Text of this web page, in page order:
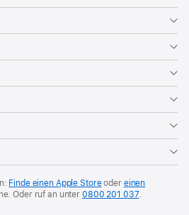
Finde einen Apple Storeoder einen
Oder ruf an unter0800 201 037.